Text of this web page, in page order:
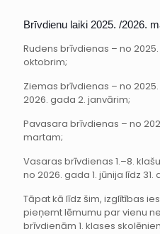
Brīvdienu laiki 2025. /2026.
Rudens brīvdienas – no
oktobrim;
Ziemas brīvdienas – no
2026. gada 2. janvārim;
Pavasara brīvdienas – no
martam;
Vasaras brīvdienas 1.–8.
no 2026. gada 1. jūnija līdz 31.
Tāpat kā līdz šim, izglītības
pieņemt lēmumu par vienu
brīvdienām 1. klases